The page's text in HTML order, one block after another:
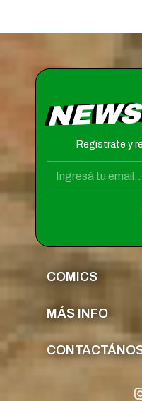
Registrate y
COMICS
MÁS INFO